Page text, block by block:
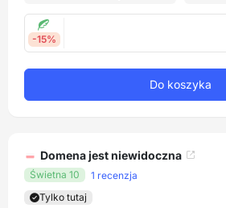
-15%
Do koszyka
Domena jest niewidoczna
Świetna 10
1 recenzja
Tylko tutaj